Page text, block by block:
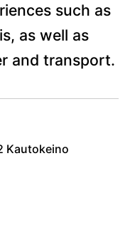
such as
as well as
and transport.
Kautokeino